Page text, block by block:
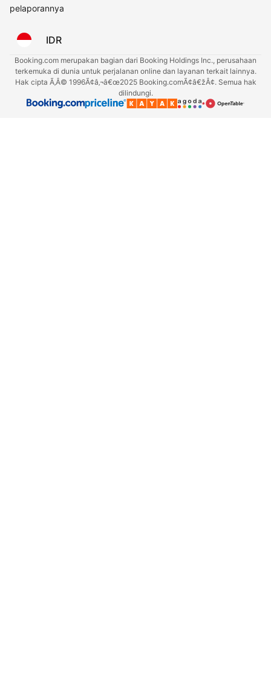
pelaporannya
IDR
Booking.com merupakan bagian dari Booking Holdings Inc., perusahaan
terkemuka di dunia untuk perjalanan online dan layanan terkait lainnya.
Hak cipta Ã‚Â© 1996Ã¢â‚¬â€œ2025 Booking.comÃ¢â€žÂ¢. Semua hak
dilindungi.